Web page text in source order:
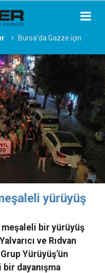
Bursa'da Gazze için
yürüyüş
meşaleli bir yürüyüş
ve Rıdvan
Grup Yürüyüş'ün
dayanışma